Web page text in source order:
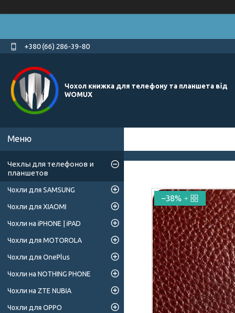
+380 (66) 286-39-80
Чохол книжка для телефону та планшета від
WOMUX
–38%
Чехлы для телефонов и
планшетов
Чохли для SAMSUNG
Чохли для XIAOMI
Чохли на iPHONE | iPAD
Чохли для MOTOROLA
Чохли для OnePlus
Чохли на NOTHING PHONE
Чохли на ZTE NUBIA
Чохли для OPPO